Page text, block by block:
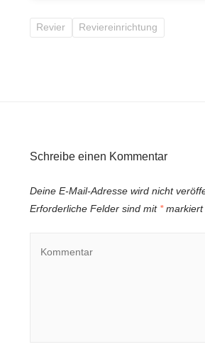
Revier Reviereinrichtung
Schreibe einen Kommentar
Deine E-Mail-Adresse wird nicht
Erforderliche Felder sind mit *markiert